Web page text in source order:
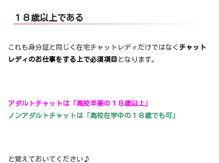
１８歳以上である
これも身分証と同じく在宅チャットレディだけではなく チャット
レディのお仕事をする上で必須項目 となります。
アダルトチャットは「高校卒業の１８歳以上」
ノンアダルトチャットは「高校在学中の１８歳でも可」
と覚えておいてください♪